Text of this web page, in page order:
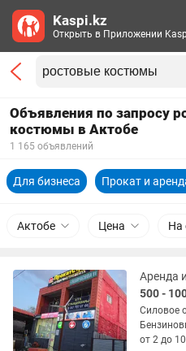
Объявления по запросу
костюмы в Актобе
1 165 объявлений
Для бизнеса Прокат и
Актобе Цена На
Аренда
500 -
Силовое
от 2 до
Kaspi.kz
Открыть в Приложении